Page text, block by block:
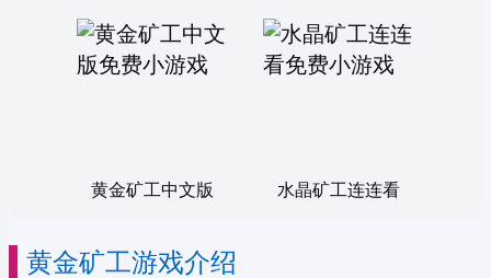
黄金矿工中文版 水晶矿工连连看
黄金矿工游戏介绍